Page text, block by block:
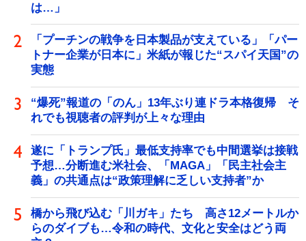
は…」
「プーチンの戦争を日本製品が支えている」「パー
トナー企業が日本に」米紙が報じた“スパイ天国”の
実態
“爆死”報道の「のん」13年ぶり連ドラ本格復帰 そ
れでも視聴者の評判が上々な理由
遂に「トランプ氏」最低支持率でも中間選挙は接戦
予想…分断進む米社会、「MAGA」「民主社会主
義」の共通点は“政策理解に乏しい支持者”か
橋から飛び込む「川ガキ」たち 高さ12メートルか
らのダイブも…令和の時代、文化と安全はどう両